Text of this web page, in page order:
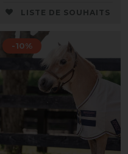
LISTE DE SOUHAITS
-10%